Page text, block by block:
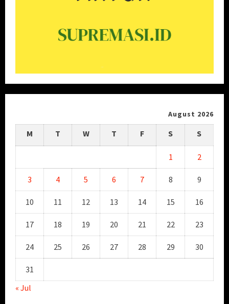
August 2026
M T W T F S S
1 2
3 4 5 6 7 8 9
10 11 12 13 14 15 16
17 18 19 20 21 22 23
24 25 26 27 28 29 30
31
« Jul